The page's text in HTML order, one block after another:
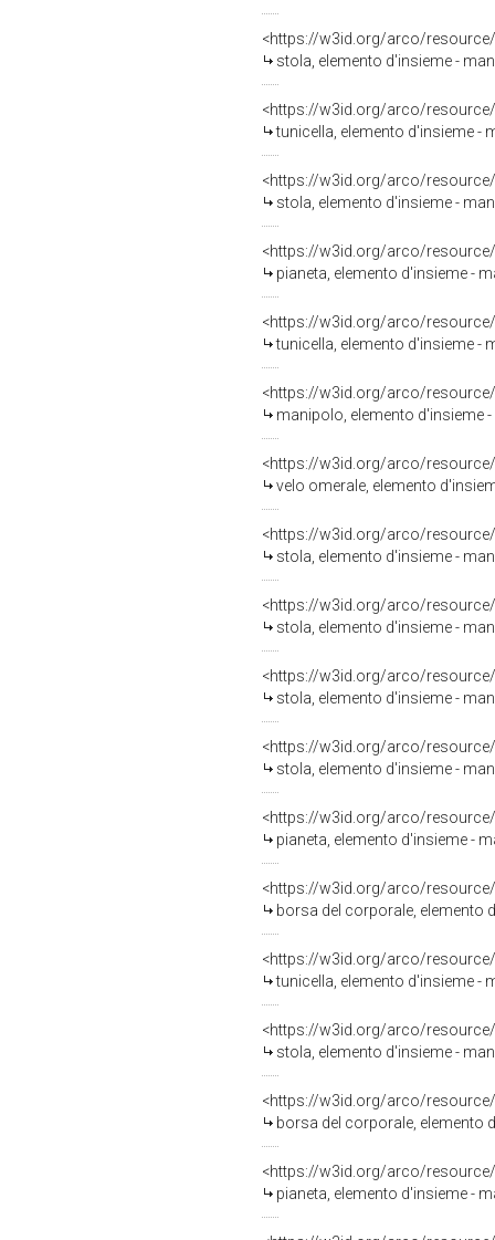
<https://w3id.org/arco/
stola, elemento d'insieme -
<https://w3id.org/arco/
tunicella, elemento d'insieme -
<https://w3id.org/arco/
stola, elemento d'insieme -
<https://w3id.org/arco/
pianeta, elemento d'insieme -
<https://w3id.org/arco/
tunicella, elemento d'insieme -
<https://w3id.org/arco/
manipolo, elemento d'insieme
<https://w3id.org/arco/
velo omerale, elemento
<https://w3id.org/arco/
stola, elemento d'insieme -
<https://w3id.org/arco/
stola, elemento d'insieme -
<https://w3id.org/arco/
stola, elemento d'insieme -
<https://w3id.org/arco/
stola, elemento d'insieme -
<https://w3id.org/arco/
pianeta, elemento d'insieme -
<https://w3id.org/arco/
borsa del corporale, elemento
<https://w3id.org/arco/
tunicella, elemento d'insieme -
<https://w3id.org/arco/
stola, elemento d'insieme -
<https://w3id.org/arco/
borsa del corporale, elemento
<https://w3id.org/arco/
pianeta, elemento d'insieme -